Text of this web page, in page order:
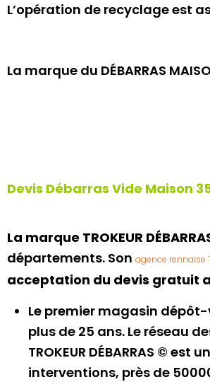
L’opération de recyclage est
La marque du DÉBARRAS
Devis Débarras Vide Maison 35
La marque TROKEUR
départements. Son agence rennaise
acceptation du devis gratuit
Le premier magasin dépôt-
plus de 25 ans. Le réseau
TROKEUR DÉBARRAS ©
interventions, près de